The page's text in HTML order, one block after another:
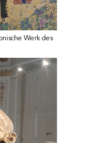
Werk des